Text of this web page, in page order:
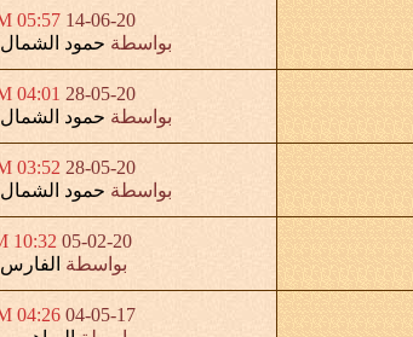
14-06-20
05:57 AM
بواسطة حمود الشمال
28-05-20
04:01 AM
بواسطة حمود الشمال
28-05-20
03:52 AM
بواسطة حمود الشمال
05-02-20
10:32 PM
بواسطة الفارس
04-05-17
04:26 AM